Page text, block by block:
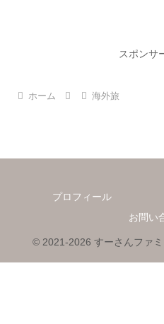
スポンサ
ホーム 海外旅
プロフィール
お問い
© 2021-2026 すーさんファ